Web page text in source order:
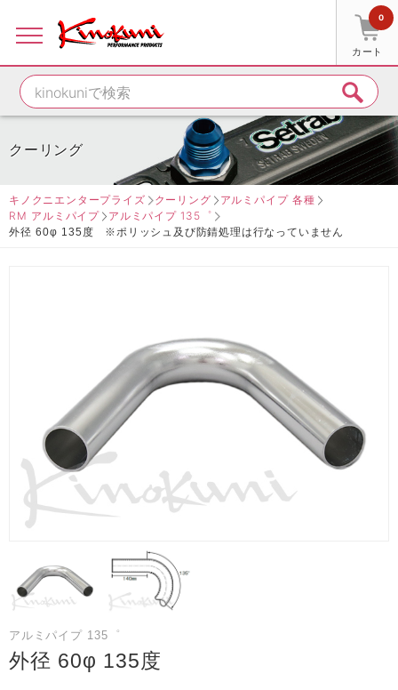
カート
0
クーリング
キノクニエンタープライズ クーリング
アルミパイプ 各種
RM アルミパイプ
アルミパイプ 135゜
外径 60φ 135度 ※ポリッシュ及び防錆処理は行なっていません
アルミパイプ 135゜
外径 60φ 135度